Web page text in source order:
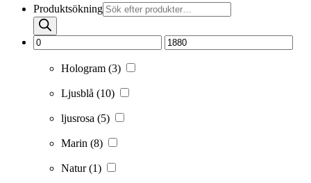
Produktsökning
Hologram (3)
Ljusblå (10)
ljusrosa (5)
Marin (8)
Natur(1)